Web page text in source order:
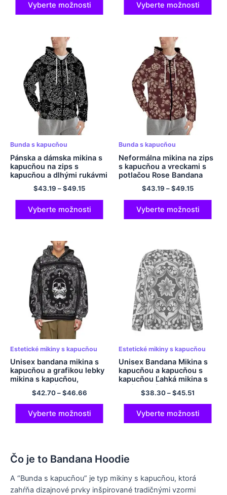
chlapcovVyberte možnosti Vyberte možnosti
Bunda s kapucňou
Pánska a dámska mikina s
kapucňou na zips s
kapucňou a dlhými rukávmi
z polyesteru
$43.19 –$49.15
Vyberte možnosti
Bunda s kapucňou
Neformálna mikina na zips
s kapucňou a vreckami s
potlačou Rose Bandana
$43.19 –$49.15
Vyberte možnosti
Estetické mikiny s kapucňou
Unisex bandana mikina s
kapucňou a grafikou lebky
mikina s kapucňou,
polyesterová mikina s
kapucňou
$42.70–$46.66
Vyberte možnosti
Estetické mikiny s kapucňou
Unisex Bandana Mikina s
kapucňou a kapucňou s
kapucňou Ľahká mikina s
dlhým rukávom a
výstrihom
$38.30–$45.51
Vyberte možnosti
Čo je to Bandana Hoodie
A “Bunda s kapucňou” je typ mikiny s kapucňou, ktorá
zahŕňa dizajnové prvky inšpirované tradičnými vzormi